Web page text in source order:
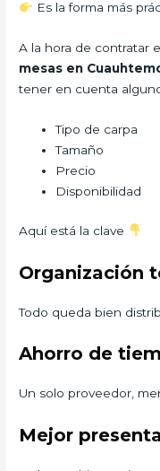
Es la forma más
A la hora de contratar
mesas en
tener en cuenta
Tipo de carpa
Tamaño
Precio
Disponibilidad
Aquí está la clave
Organización
Todo queda bien
Ahorro de
Un solo proveedor,
Mejor